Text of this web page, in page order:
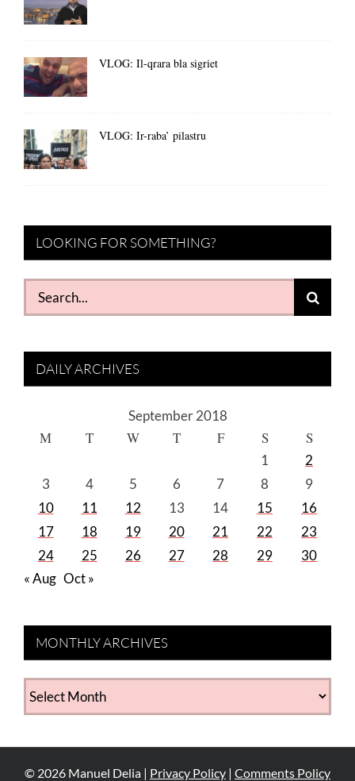
VLOG: Il-qrara bla sigriet
VLOG: Ir-raba’ pilastru
LOOKING FOR SOMETHING?
Search
for:
DAILY ARCHIVES
September 2018
M T W T F S S
1
2
3
4 5 6 7 8
9
10
11 12 13 14 15
16
17
18 19 20 21 22
23
24
25 26 27 28 29
30
« Aug Oct »
MONTHLY ARCHIVES
MONTHLY
ARCHIVES
© 2026 Manuel Delia | Privacy Policy | Comments Policy